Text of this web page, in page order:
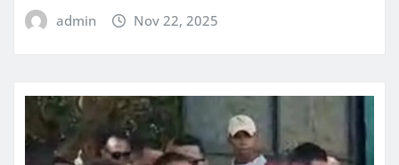
admin Nov 22, 2025